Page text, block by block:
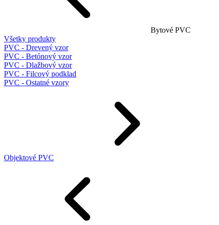
Bytové PVC
Všetky produkty
PVC - Drevený vzor
PVC - Betónový vzor
PVC - Dlažbový vzor
PVC - Filcový podklad
PVC - Ostatné vzory
Objektové PVC